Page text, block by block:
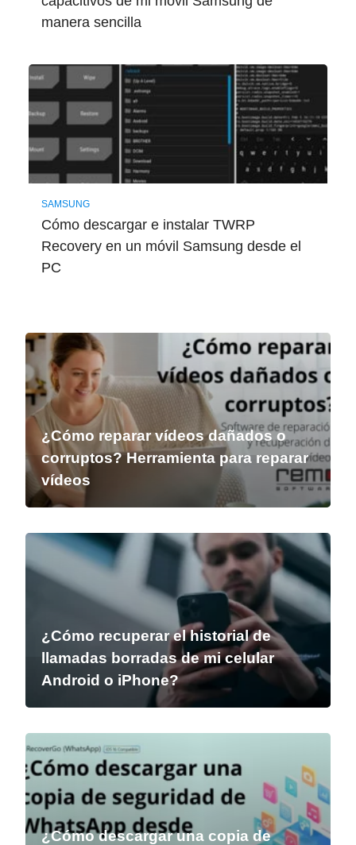
manera sencilla
SAMSUNG
Cómo descargar e instalar TWRP
Recovery en un móvil Samsung desde el
PC
¿Cómo reparar vídeos dañados o
corruptos? Herramienta para reparar
vídeos
¿Cómo recuperar el historial de
llamadas borradas de mi celular
Android o iPhone?
¿Cómo descargar una copia de